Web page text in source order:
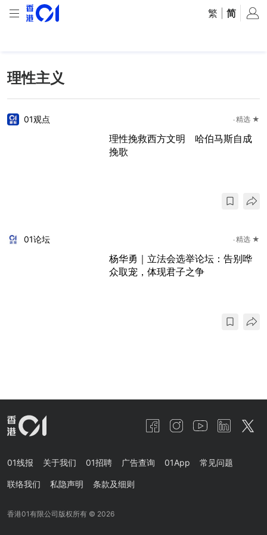
繁 简
理性主义
01观点 精选 ★
理性挽救西方文明 哈伯马斯自成
挽歌
01论坛 精选 ★
杨华勇｜立法会选举论坛：告别哗
众取宠，体现君子之争
01线报 关于我们 01招聘 广告查询 01App 常见问题
联络我们 私隐声明 条款及细则
香港01有限公司版权所有 © 2026